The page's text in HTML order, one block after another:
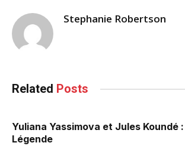
Stephanie Robertson
Related Posts
Yuliana Yassimova et Jules Koundé
Légende